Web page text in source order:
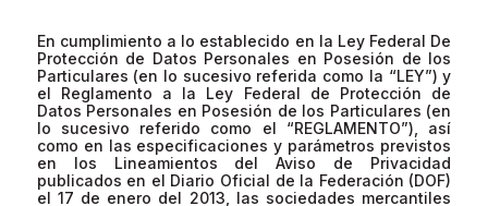
En cumplimiento a lo establecido en la Ley Federal De
Protección de Datos Personales en Posesión de los
Particulares (en lo sucesivo referida como la “LEY”) y
el Reglamento a la Ley Federal de Protección de
Datos Personales en Posesión de los Particulares (en
lo sucesivo referido como el “REGLAMENTO”), así
como en las especificaciones y parámetros previstos
en los Lineamientos del Aviso de Privacidad
publicados en el Diario Oficial de la Federación (DOF)
el 17 de enero del 2013, las sociedades mercantiles